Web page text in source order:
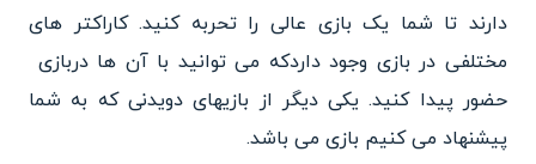
دارند تا شما یک بازی عالی را تحربه کنید. کاراکتر های
مختلفی در بازی وجود داردکه می توانید با آن ها دربازی
حضور پیدا کنید. یکی دیگر از بازیهای دویدنی که به شما
پیشنهاد می کنیم بازی می باشد.